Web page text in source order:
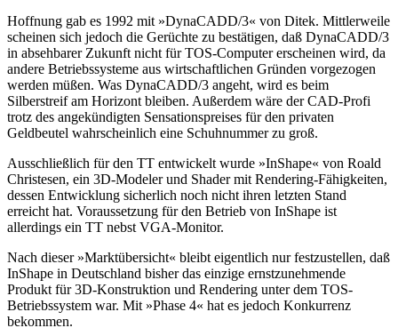
Hoffnung gab es 1992 mit »DynaCADD/3« von Ditek. Mittlerweile
scheinen sich jedoch die Gerüchte zu bestätigen, daß DynaCADD/3
in absehbarer Zukunft nicht für TOS-Computer erscheinen wird, da
andere Betriebssysteme aus wirtschaftlichen Gründen vorgezogen
werden müßen. Was DynaCADD/3 angeht, wird es beim
Silberstreif am Horizont bleiben. Außerdem wäre der CAD-Profi
trotz des angekündigten Sensationspreises für den privaten
Geldbeutel wahrscheinlich eine Schuhnummer zu groß.
Ausschließlich für den TT entwickelt wurde »InShape« von Roald
Christesen, ein 3D-Modeler und Shader mit Rendering-Fähigkeiten,
dessen Entwicklung sicherlich noch nicht ihren letzten Stand
erreicht hat. Voraussetzung für den Betrieb von InShape ist
allerdings ein TT nebst VGA-Monitor.
Nach dieser »Marktübersicht« bleibt eigentlich nur festzustellen, daß
InShape in Deutschland bisher das einzige ernstzunehmende
Produkt für 3D-Konstruktion und Rendering unter dem TOS-
Betriebssystem war. Mit »Phase 4« hat es jedoch Konkurrenz
bekommen.